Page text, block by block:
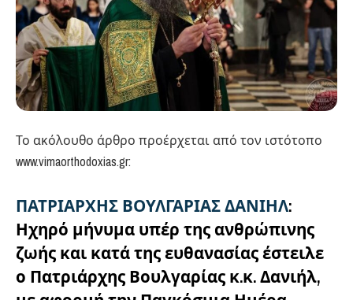
Το ακόλουθο άρθρο προέρχεται από τον ιστότοπο
www.vimaorthodoxias.gr:
ΠΑΤΡΙΑΡΧΗΣ ΒΟΥΛΓΑΡΙΑΣ ΔΑΝΙΗΛ:
Ηχηρό μήνυμα υπέρ της ανθρώπινης
ζωής και κατά της ευθανασίας έστειλε
ο Πατριάρχης Βουλγαρίας κ.κ. Δανιήλ,